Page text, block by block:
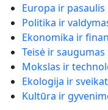
Europa ir pasaulis
Politika ir
Ekonomika ir
Teisė ir saugumas
Mokslas ir
Ekologija ir
Kultūra ir